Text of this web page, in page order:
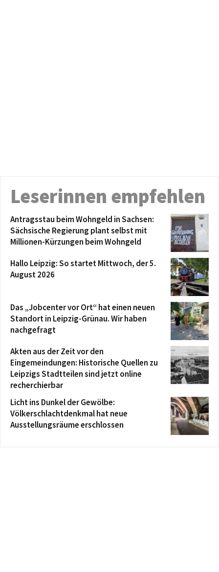
Leserinnen empfehlen
Antragsstau beim Wohngeld in Sachsen:
Sächsische Regierung plant selbst mit
Millionen-Kürzungen beim Wohngeld
Hallo Leipzig: So startet Mittwoch, der 5.
August 2026
Das „Jobcenter vor Ort“ hat einen neuen
Standort in Leipzig-Grünau. Wir haben
nachgefragt
Akten aus der Zeit vor den
Eingemeindungen: Historische Quellen zu
Leipzigs Stadtteilen sind jetzt online
recherchierbar
Licht ins Dunkel der Gewölbe:
Völkerschlachtdenkmal hat neue
Ausstellungsräume erschlossen